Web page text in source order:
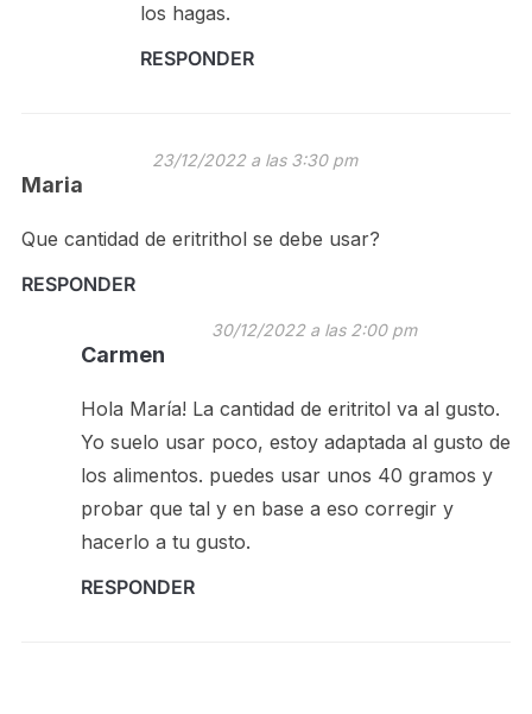
los hagas.
RESPONDER
Maria
23/12/2022 a las 3:30 pm
Que cantidad de eritrithol se debe usar?
RESPONDER
Carmen
30/12/2022 a las 2:00 pm
Hola María! La cantidad de eritritol va al gusto.
Yo suelo usar poco, estoy adaptada al gusto de
los alimentos. puedes usar unos 40 gramos y
probar que tal y en base a eso corregir y
hacerlo a tu gusto.
RESPONDER